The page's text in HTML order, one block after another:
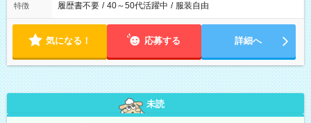
特徴 履歴書不要 / 40～50代活躍中 / 服装自由
気になる！ 応募する 詳細へ
未読